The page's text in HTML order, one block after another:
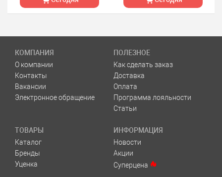
КОМПАНИЯ
О компании
Контакты
Вакансии
Электронное обращение
ПОЛЕЗНОЕ
Как сделать заказ
Доставка
Оплата
Программа лояльности
Статьи
ТОВАРЫ
Каталог
Бренды
Уценка
ИНФОРМАЦИЯ
Новости
Акции
Суперцена